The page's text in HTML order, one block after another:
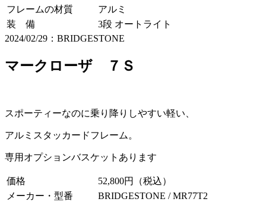
フレームの材質
アルミ
装 備
3段 オートライト
2024/02/29：BRIDGESTONE
マークローザ ７Ｓ
スポーティーなのに乗り降りしやすい軽い、
アルミスタッカードフレーム。
専用オプションバスケットあります
価格
52,800円（税込）
メーカー・型番
BRIDGESTONE / MR77T2